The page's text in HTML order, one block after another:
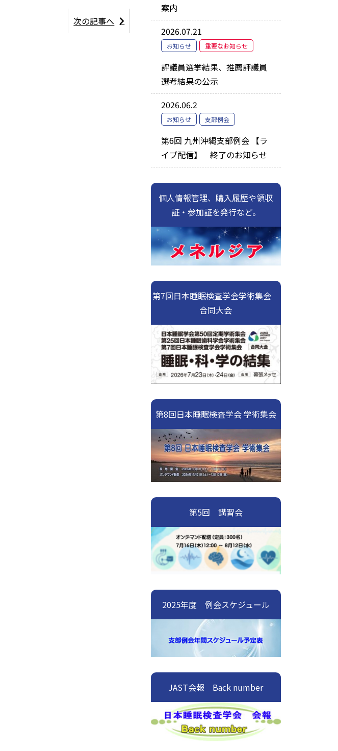
次の記事へ
案内
2026.07.21
お知らせ 重要なお知らせ
評議員選挙結果、推薦評議員
選考結果の公示
2026.06.2
お知らせ 支部例会
第6回 九州沖縄支部例会 【ラ
イブ配信】 終了のお知らせ
個人情報管理、購入履歴や領収
証・参加証を発行など。
第7回日本睡眠検査学会学術集会
合同大会
第8回日本睡眠検査学会 学術集会
第5回 講習会
2025年度 例会スケジュール
JAST会報 Back number